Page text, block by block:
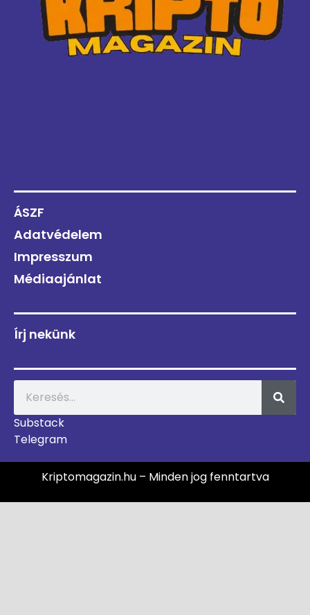
ÁSZF
Adatvédelem
Impresszum
Médiaajánlat
Írj nekünk
Substack
Telegram
Kriptomagazin.hu – Minden jog fenntartva